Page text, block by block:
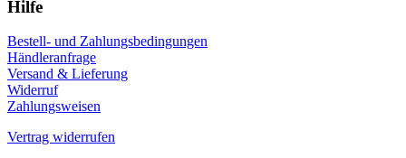
Hilfe
Bestell- und Zahlungsbedingungen
Händleranfrage
Versand & Lieferung
Widerruf
Zahlungsweisen
Vertrag widerrufen